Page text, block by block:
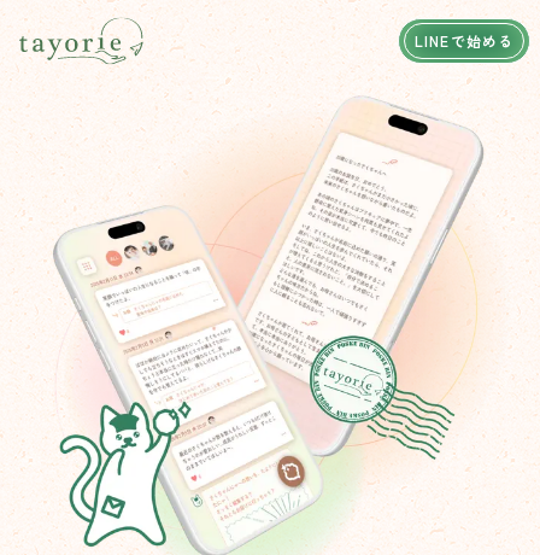
LINEで始める